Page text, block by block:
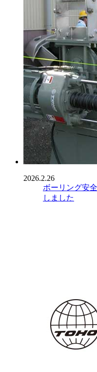
2026.2.26
ボーリング安
しました